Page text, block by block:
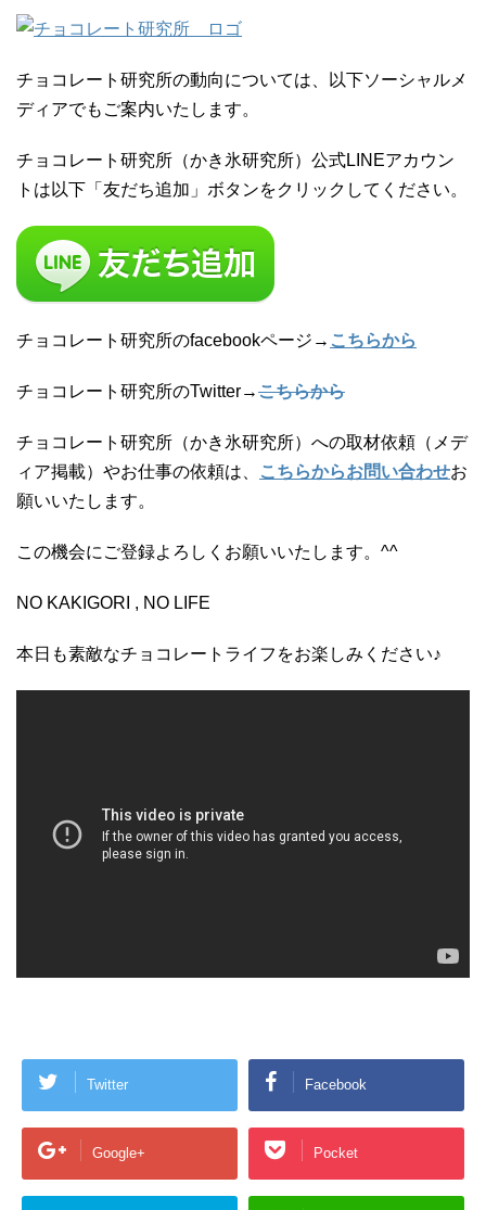
チョコレート研究所の動向については、以下ソーシャルメ
ディアでもご案内いたします。
チョコレート研究所（かき氷研究所）公式LINEアカウン
トは以下「友だち追加」ボタンをクリックしてください。
チョコレート研究所のfacebookページ→ こちらから
チョコレート研究所のTwitter→こちらから
チョコレート研究所（かき氷研究所）への取材依頼（メデ
ィア掲載）やお仕事の依頼は、
こちらからお問い合わせお
願いいたします。
この機会にご登録よろしくお願いいたします。^^
NO KAKIGORI , NO LIFE
本日も素敵なチョコレートライフをお楽しみください♪
Twitter Facebook
Google+ Pocket